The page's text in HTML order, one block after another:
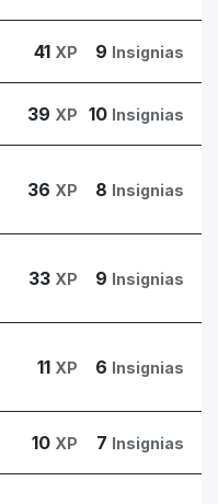
41 XP 9 Insignias
39 XP 10 Insignias
36 XP 8 Insignias
33 XP 9 Insignias
11 XP 6 Insignias
10 XP 7 Insignias